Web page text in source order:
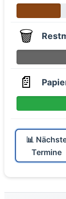
🗑️
📄
📊
Termine